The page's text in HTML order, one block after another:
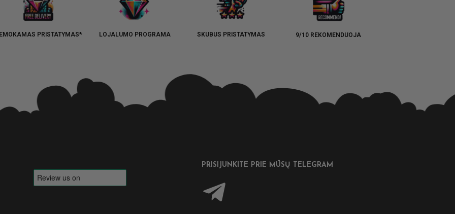
PRISTATYMAS* LOJALUMO PROGRAMA SKUBUS PRISTATYMAS 9/10 REKOMENDUOJA
PRISIJUNKITE PRIE MŪSŲ TELEGRAM